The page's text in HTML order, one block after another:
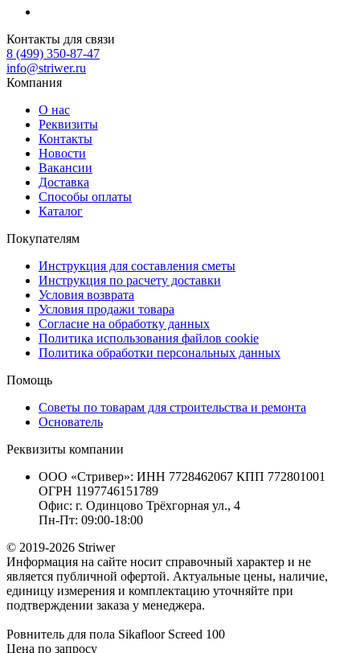
Контакты для связи
8 (499) 350-87-47
info@striwer.ru
Компания
О нас
Реквизиты
Контакты
Новости
Вакансии
Доставка
Способы оплаты
Каталог
Покупателям
Инструкция для составления сметы
Инструкция по расчету доставки
Условия возврата
Условия продажи товара
Согласие на обработку данных
Политика использования файлов cookie
Политика обработки персональных данных
Помощь
Советы по товарам для строительства и ремонта
Основатель
Реквизиты компании
ООО «Стривер»: ИНН 7728462067 КПП 772801001
ОГРН 1197746151789
Офис: г. Одинцово Трёхгорная ул., 4
Пн-Пт: 09:00-18:00
© 2019-2026 Striwer
Информация на сайте носит справочный характер и не
является публичной офертой. Актуальные цены, наличие,
единицу измерения и комплектацию уточняйте при
подтверждении заказа у менеджера.
Ровнитель для пола Sikafloor Screed 100
Цена по запросу